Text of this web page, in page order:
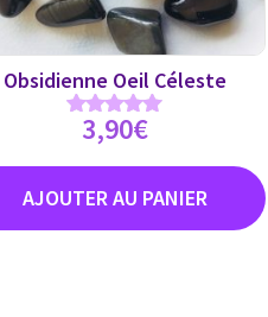
Obsidienne Oeil Céleste
Note
5.00
sur 5
3,90€